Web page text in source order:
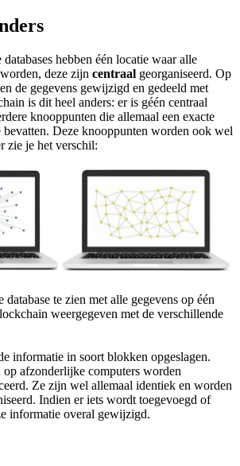
hebben één locatie waar alle
deze zijn centraal georganiseerd. Op
de gegevens gewijzigd en gedeeld met
is dit heel anders: er is géén centraal
knooppunten die allemaal een exacte
bevatten. Deze knooppunten worden ook wel
zie je het verschil:
te zien met alle gegevens op één
weergegeven met de verschillende
informatie in soort blokken opgeslagen.
afzonderlijke computers worden
Ze zijn wel allemaal identiek en worden
Indien er iets wordt toegevoegd of
informatie overal gewijzigd.